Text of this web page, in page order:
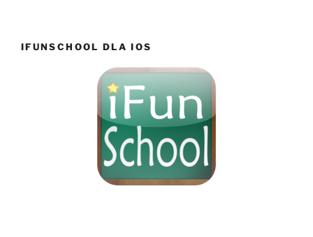
IFUNSCHOOL DLA IOS